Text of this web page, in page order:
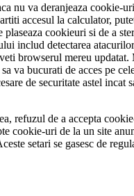
nu va deranjeaza cookie-
accesul la calculator,
cookieuri si de a
includ detectarea
browserul mereu
va bucurati de acces pe
de securitate astel incat
refuzul de a accepta
cookie-uri de la un site
setari se gasesc de